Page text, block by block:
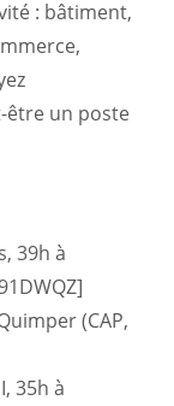
: bâtiment,
être un poste
39h à
(CAP,
35h à